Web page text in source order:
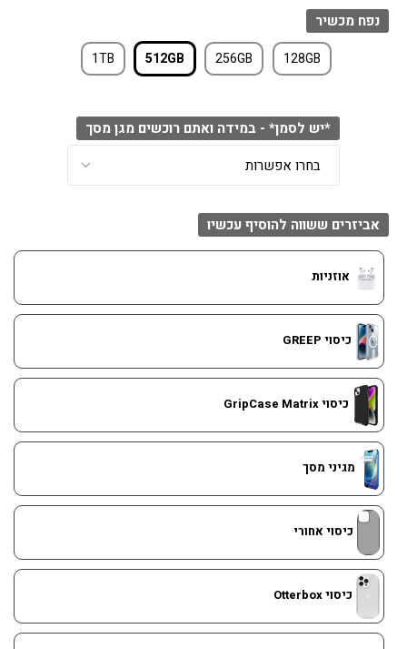
נפח מכשיר
128GB
256GB
512GB
1TB
*יש לסמן* - במידה ואתם רוכשים מגן מסך
אביזרים ששווה להוסיף עכשיו
אוזניות
כיסוי GREEP
כיסוי GripCase Matrix
מגיני מסך
כיסוי אחורי
כיסוי Otterbox